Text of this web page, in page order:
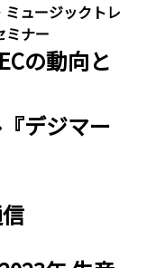
ュージックトレ
ミナー
の動向と
デジマー